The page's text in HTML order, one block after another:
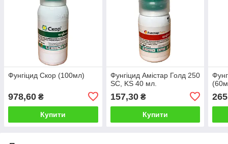
Фунгіцид Скор (100мл)
978,60 ₴
Купити
Фунгіцид Амістар Голд 250
SC, KS 40 мл.
157,30₴
Купити